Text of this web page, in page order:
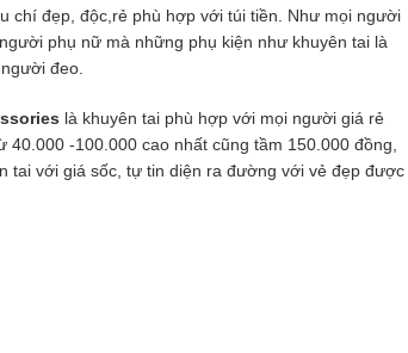
chí đẹp, độc,rẻ phù hợp với túi tiền. Như mọi người
phụ nữ mà những phụ kiện như khuyên tai là
đeo.
là khuyên tai phù hợp với mọi người giá rẻ
-100.000 cao nhất cũng tầm 150.000 đồng,
tai với giá sốc, tự tin diện ra đường với vẻ đẹp được